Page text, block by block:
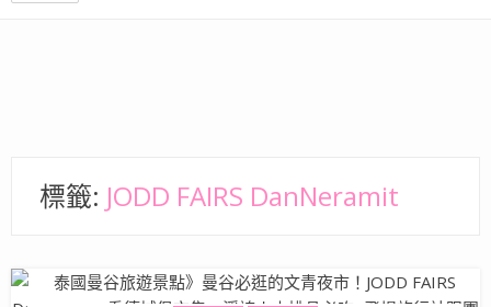
標籤: JODD FAIRS DanNeramit